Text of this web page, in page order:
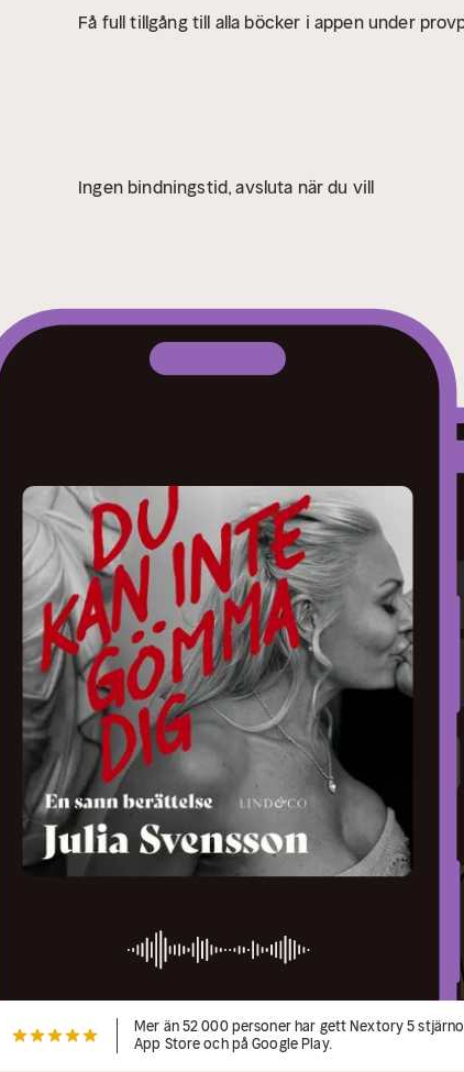
Få full tillgång till alla böcker i appen under
Ingen bindningstid, avsluta när du vill
Mer än 52 000 personer har gett Nextory 5
App Store och på Google Play.